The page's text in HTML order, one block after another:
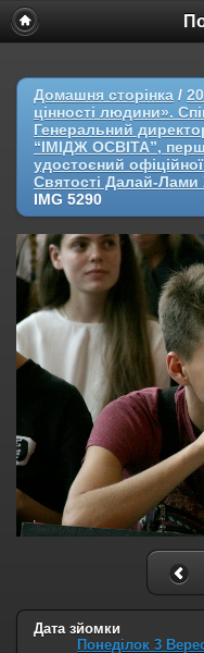
Домашня сторінка /
цінності людини».
Генеральний
“ІМІДЖ ОСВІТА”,
удостоєний офіційної
Святості Далай-Лами
IMG 5290
Дата зйомки
Понеділок 3